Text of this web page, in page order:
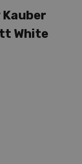
White